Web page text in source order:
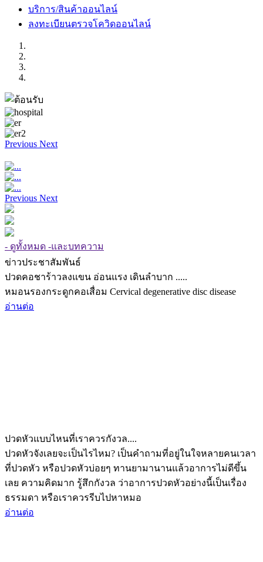
บริการ/สินค้าออนไลน์
ลงทะเบียนตรวจโควิดออนไลน์
Previous Next
Previous Next
- ดูทั้งหมด -และบทความ
ข่าวประชาสัมพันธ์
ปวดคอชาร้าวลงแขน อ่อนแรง เดินลำบาก .....
หมอนรองกระดูกคอเสื่อม Cervical degenerative disc disease
อ่านต่อ
ปวดหัวแบบไหนที่เราควรกังวล....
ปวดหัวจังเลยจะเป็นไรไหม? เป็นคำถามที่อยู่ในใจหลายคนเวลา
ที่ปวดหัว หรือปวดหัวบ่อยๆ ทานยามานานแล้วอาการไม่ดีขึ้น
เลย ความคิดมาก รู้สึกกังวล ว่าอาการปวดหัวอย่างนี้เป็นเรื่อง
ธรรมดา หรือเราควรรีบไปหาหมอ
อ่านต่อ